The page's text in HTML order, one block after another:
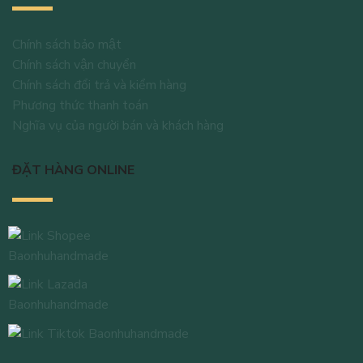
Chính sách bảo mật
Chính sách vận chuyển
Chính sách đổi trả và kiểm hàng
Phương thức thanh toán
Nghĩa vụ của người bán và khách hàng
ĐẶT HÀNG ONLINE